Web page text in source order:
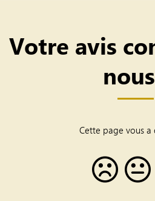
Votre avis
Cette page vous a